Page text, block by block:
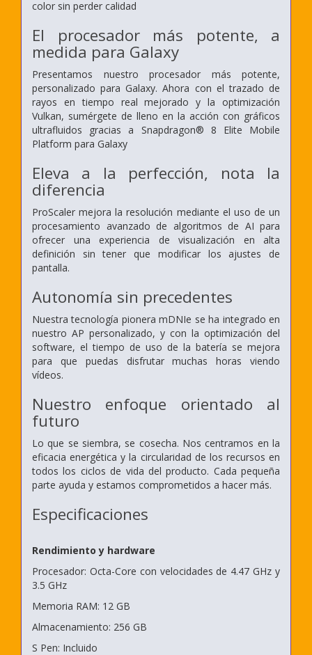
color sin perder calidad
El procesador más potente, a
medida para Galaxy
Presentamos nuestro procesador más potente,
personalizado para Galaxy. Ahora con el trazado de
rayos en tiempo real mejorado y la optimización
Vulkan, sumérgete de lleno en la acción con gráficos
ultrafluidos gracias a Snapdragon® 8 Elite Mobile
Platform para Galaxy
Eleva a la perfección, nota la
diferencia
ProScaler mejora la resolución mediante el uso de un
procesamiento avanzado de algoritmos de AI para
ofrecer una experiencia de visualización en alta
definición sin tener que modificar los ajustes de
pantalla.
Autonomía sin precedentes
Nuestra tecnología pionera mDNIe se ha integrado en
nuestro AP personalizado, y con la optimización del
software, el tiempo de uso de la batería se mejora
para que puedas disfrutar muchas horas viendo
vídeos.
Nuestro enfoque orientado al
futuro
Lo que se siembra, se cosecha. Nos centramos en la
eficacia energética y la circularidad de los recursos en
todos los ciclos de vida del producto. Cada pequeña
parte ayuda y estamos comprometidos a hacer más.
Especificaciones
Rendimiento y hardware
Procesador: Octa-Core con velocidades de 4.47 GHz y
3.5 GHz
Memoria RAM: 12 GB
Almacenamiento: 256 GB
S Pen: Incluido